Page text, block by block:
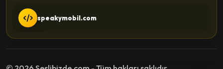
speakymobil.com